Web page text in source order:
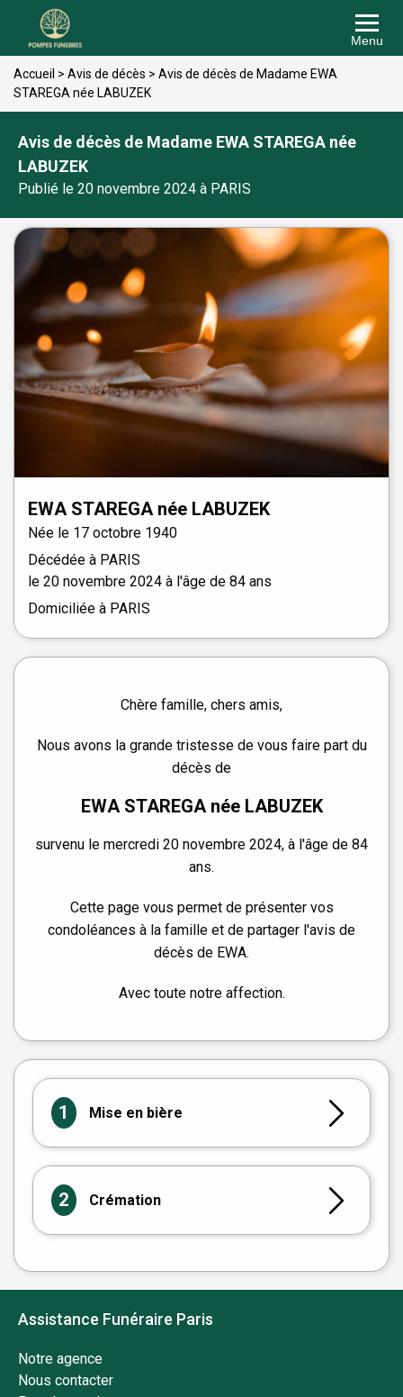
Menu
Accueil > Avis de décès > Avis de décès de Madame EWA
STAREGA née LABUZEK
Avis de décès de Madame EWA STAREGA née
LABUZEK
Publié le 20 novembre 2024 à PARIS
EWA STAREGAnée LABUZEK
Née le 17 octobre 1940
Décédée à PARIS
le 20 novembre 2024 à l'âge de 84 ans
Domiciliée à PARIS
Chère famille, chers amis,
Nous avons la grande tristesse de vous faire part du
décès de
EWA STAREGA née LABUZEK
survenu le mercredi 20 novembre 2024, à l'âge de 84
ans.
Cette page vous permet de présenter vos
condoléances à la famille et de partager l'avis de
décès de EWA.
Avec toute notre affection.
1 Mise en bière
2 Crémation
Assistance Funéraire Paris
Notre agence
Nous contacter